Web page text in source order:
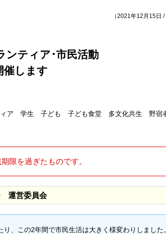
（2021年12月15日 /
ンティア･市民活動
催します
ィア 学生 子ども 子ども食堂 多文化共生 野
限を過ぎたものです。
運営委員会
、この2年間で市民生活は大きく様変わりしました